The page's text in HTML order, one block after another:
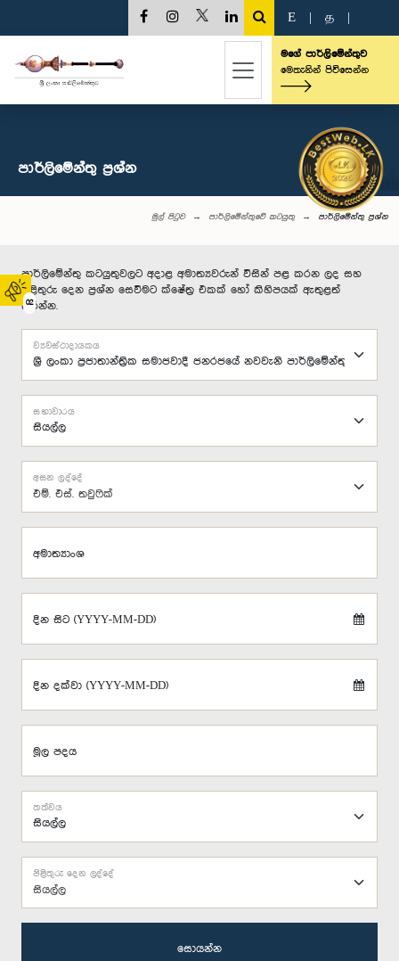
02
E த
මගේ පාර්ලිමේන්තුව
මෙතැනින් පිවිසෙන්න
පාර්ලි‌මේන්තු‌ ප්‍රශ්න
මුල් පිටුව පාර්ලිමේන්තුවේ කටයුතු පාර්ලි‌මේන්තු‌ ප්‍රශ්න
පාර්ලිමේන්තු කටයුතුවලට අදාළ අමාත්‍යවරුන් විසින් පළ කරන ලද සහ
පිළිතුරු දෙන ප්‍රශ්න සෙවීමට ක්ෂේත්‍ර එකක් හෝ කිහිපයක් ඇතුළත්
කරන්න.
ව්‍යවස්ථාදායකය
සභාවාරය
එම්. එස්. තවුෆික්
අසන ලද්දේ
අමාත්‍යාංශ
දින සිට (YYYY-MM-DD)
දින දක්වා (YYYY-MM-DD)
මූල පදය
තත්වය
සියල්ල
පිළිතුරු දෙන ලද්දේ
සොයන්න